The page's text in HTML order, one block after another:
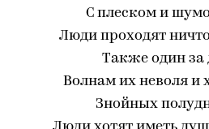
С плеском и
Люди проходят
Также один за
Волнам их неволя и
Знойных